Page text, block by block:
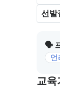
선발
🗣
언
이 섹
교육